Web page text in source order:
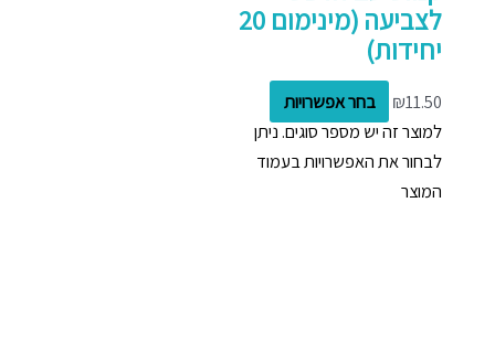
לצביעה (מינימום 20
יחידות)
₪11.50
בחר אפשרויות
למוצר זה יש מספר סוגים. ניתן
לבחור את האפשרויות בעמוד
המוצר